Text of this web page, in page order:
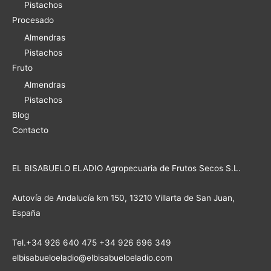
Pistachos
Procesado
Almendras
Pistachos
Fruto
Almendras
Pistachos
Blog
Contacto
EL BISABUELO ELADIO Agropecuaria de Frutos Secos S.L.
Autovía de Andalucía km 150, 13210 Villarta de San Juan,
España
Tel.+34 926 640 475 +34 926 696 349
elbisabueloeladio@elbisabueloeladio.com